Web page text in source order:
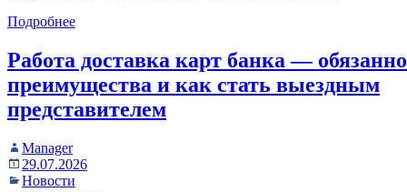
Подробнее
Работа доставка карт банка —
преимущества и как стать выездным
представителем
Manager
29.07.2026
Новости